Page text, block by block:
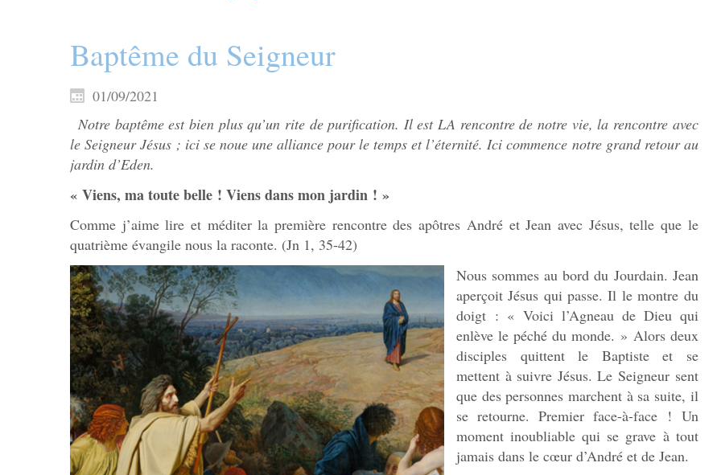
Baptême du Seigneur
01/09/2021
Notre baptême est bien plus qu’un rite de purification. Il est LA rencontre de notre vie, la rencontre avec
le Seigneur Jésus ; ici se noue une alliance pour le temps et l’éternité. Ici commence notre grand retour au
jardin d’Eden.
« Viens, ma toute belle ! Viens dans mon jardin ! »
Comme j’aime lire et méditer la première rencontre des apôtres André et Jean avec Jésus, telle que le
quatrième évangile nous la raconte. (Jn 1, 35-42)
Nous sommes au bord du Jourdain. Jean
aperçoit Jésus qui passe. Il le montre du
doigt : « Voici l’Agneau de Dieu qui
enlève le péché du monde. » Alors deux
disciples quittent le Baptiste et se
mettent à suivre Jésus. Le Seigneur sent
que des personnes marchent à sa suite, il
se retourne. Premier face-à-face ! Un
moment inoubliable qui se grave à tout
jamais dans le cœur d’André et de Jean.